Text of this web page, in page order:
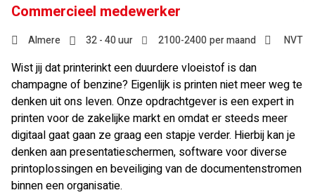
Commercieel medewerker
Almere 32 - 40 uur 2100-2400per maand NVT
Wist jij dat printerinkt een duurdere vloeistof is dan
champagne of benzine? Eigenlijk is printen niet meer weg te
denken uit ons leven. Onze opdrachtgever is een expert in
printen voor de zakelijke markt en omdat er steeds meer
digitaal gaat gaan ze graag een stapje verder. Hierbij kan je
denken aan presentatieschermen, software voor diverse
printoplossingen en beveiliging van de documentenstromen
binnen een organisatie.